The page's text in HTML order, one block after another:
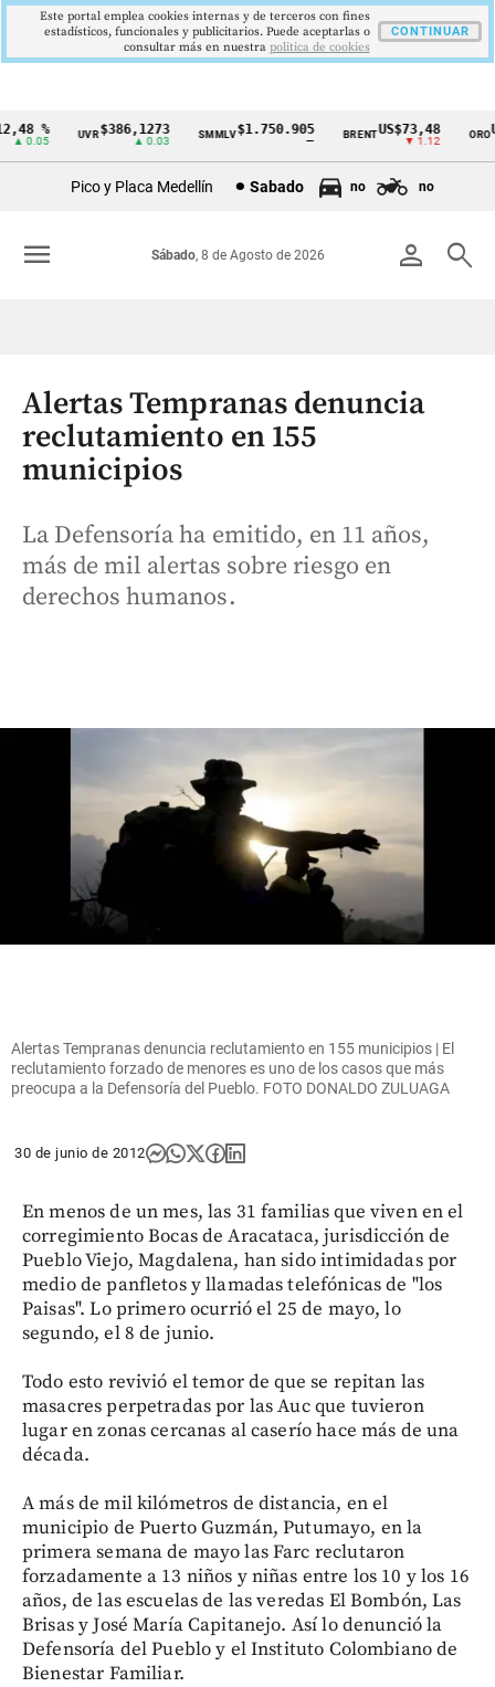
Cintillo
Colombia
%
0.05
UVR$386,1273
▲ 0.03
SMMLV$1.750.905 BRENTUS$73,48
▼ 1.12
ORO
Pico y Placa Medellín Sabado no no
person search
Sábado, 8 de Agosto de 2026
menu
Alertas Tempranas denuncia
reclutamiento en 155
municipios
La Defensoría ha emitido, en 11 años,
más de mil alertas sobre riesgo en
derechos humanos.
Alertas Tempranas denuncia reclutamiento en 155 municipios | El
reclutamiento forzado de menores es uno de los casos que más
preocupa a la Defensoría del Pueblo. FOTO DONALDO ZULUAGA
30 de junio de 2012
En menos de un mes, las 31 familias que viven en el
corregimiento Bocas de Aracataca, jurisdicción de
Pueblo Viejo, Magdalena, han sido intimidadas por
medio de panfletos y llamadas telefónicas de "los
Paisas". Lo primero ocurrió el 25 de mayo, lo
segundo, el 8 de junio.
Todo esto revivió el temor de que se repitan las
masacres perpetradas por las Auc que tuvieron
lugar en zonas cercanas al caserío hace más de una
década.
A más de mil kilómetros de distancia, en el
municipio de Puerto Guzmán, Putumayo, en la
primera semana de mayo las Farc reclutaron
forzadamente a 13 niños y niñas entre los 10 y los 16
años, de las escuelas de las veredas El Bombón, Las
Brisas y José María Capitanejo. Así lo denunció la
Defensoría del Pueblo y el Instituto Colombiano de
Bienestar Familiar.
Este portal emplea cookies internas y de terceros con fines
estadísticos, funcionales y publicitarios. Puede aceptarlas o
consultar más en nuestra politica de cookies
CONTINUAR